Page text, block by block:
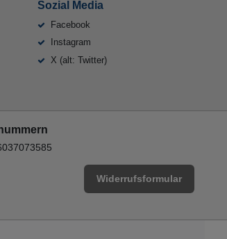
Sozial Media
Facebook
Instagram
X (alt: Twitter)
Widerrufsformular